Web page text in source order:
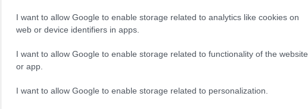
I want to allow Google to enable storage related to analytics like cookies on
web or device identifiers in apps.
I want to allow Google to enable storage related to functionality of the website
or app.
I want to allow Google to enable storage related to personalization.